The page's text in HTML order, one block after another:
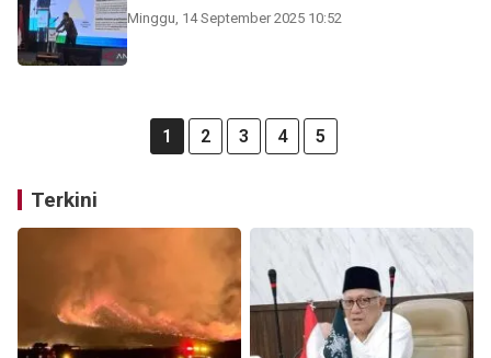
Minggu, 14 September 2025 10:52
1 2 3 4 5
Terkini